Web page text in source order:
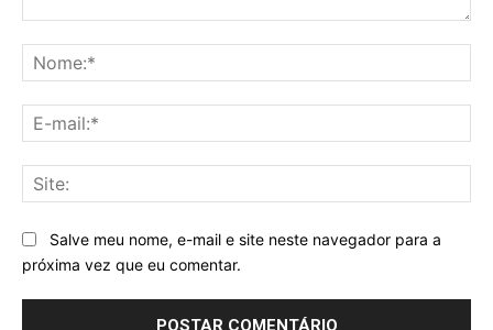
Salve meu nome, e-mail e site neste navegador para a
próxima vez que eu comentar.